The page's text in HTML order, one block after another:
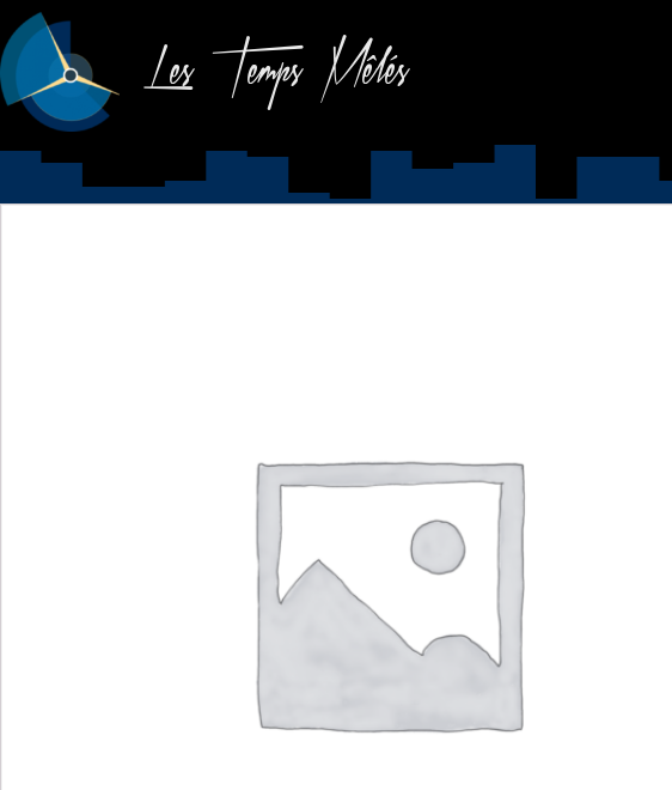
Les Temps Mêlés